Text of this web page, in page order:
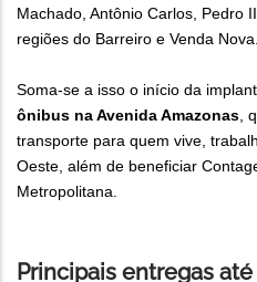
Machado, Antônio Carlos, Pedro
regiões do Barreiro e Venda
Soma-se a isso o início da
ônibus na Avenida Amazonas,
transporte para quem vive,
Oeste, além de beneficiar
Metropolitana.
Principais entregas